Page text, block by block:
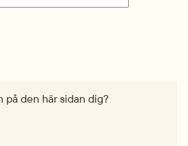
den här sidan dig?